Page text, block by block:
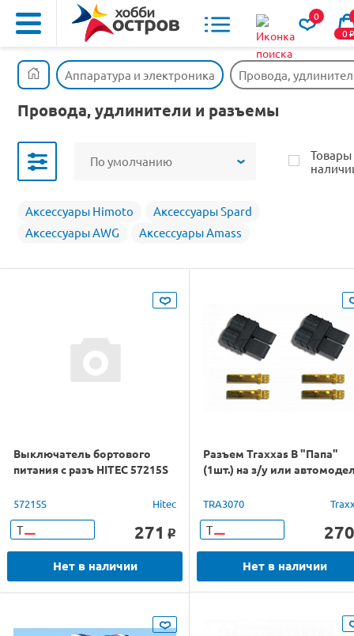
0
0o
Аппаратура и электроника Провода,
Провода, удлинители и разъемы
По умолчанию
Товары
Аксессуары Himoto
Аксессуары Spard
Аксессуары AWG
Аксессуары Amass
Выключатель бортового
питания с разъ HITEC 57215S
57215S Hitec
Т 271 o
Нет в наличии
Разъем Traxxas B "Папа"
(1шт.) на з/у или
TRA3070
Т 270
Нет в наличии